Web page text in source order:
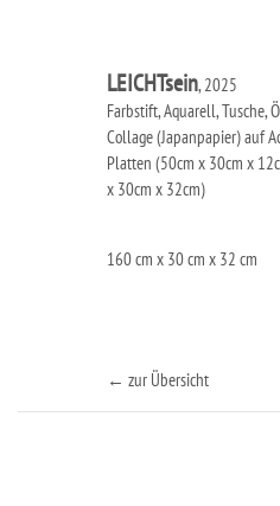
LEICHTsein, 2025
Farbstift, Aquarell, Tusche,
Collage (Japanpapier) auf
Platten (50cm x 30cm x
x 30cm x 32cm)
160 cm x 30 cm x 32 cm
← zur Übersicht